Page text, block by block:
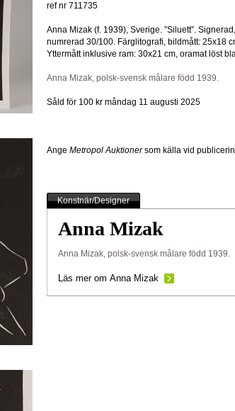
ref nr 711735
Anna Mizak (f. 1939), Sverige. ”Siluett”. Signerad,
numrerad 30/100. Färglitografi, bildmått: 25x18
Yttermått inklusive ram: 30x21 cm, oramat löst
Anna Mizak, polsk-svensk målare född 1939.
Såld för 100 krmåndag 11 augusti 2025
Ange Metropol Auktionersom källa vid
Konstnär/Designer
Anna Mizak
Anna Mizak, polsk-svensk målare född 1939.
Läs mer om Anna Mizak